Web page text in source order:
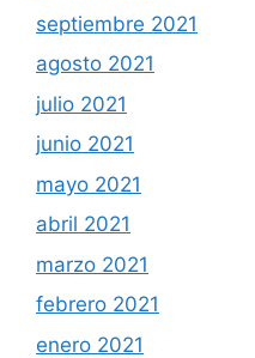
septiembre 2021
agosto 2021
julio 2021
junio 2021
mayo 2021
abril 2021
marzo 2021
febrero 2021
enero 2021